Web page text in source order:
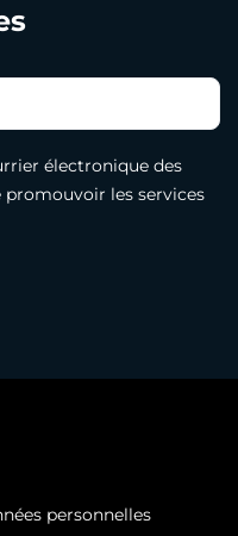
électronique des
les services
personnelles